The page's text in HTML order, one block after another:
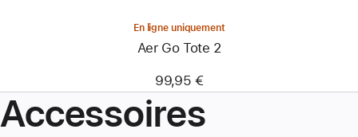
En ligne uniquement
Aer Go Tote 2
99,95 €
Accessoires